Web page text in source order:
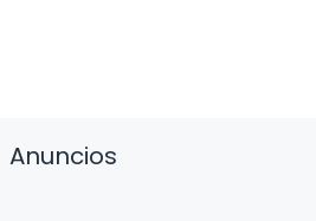
Anuncios